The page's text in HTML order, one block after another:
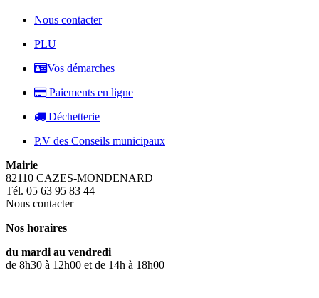
Nous contacter
PLU
Vos démarches
Paiements en ligne
Déchetterie
P.V des Conseils municipaux
Mairie
82110 CAZES-MONDENARD
Tél. 05 63 95 83 44
Nous contacter
Nos horaires
du mardi au vendredi
de 8h30 à 12h00 et de 14h à 18h00